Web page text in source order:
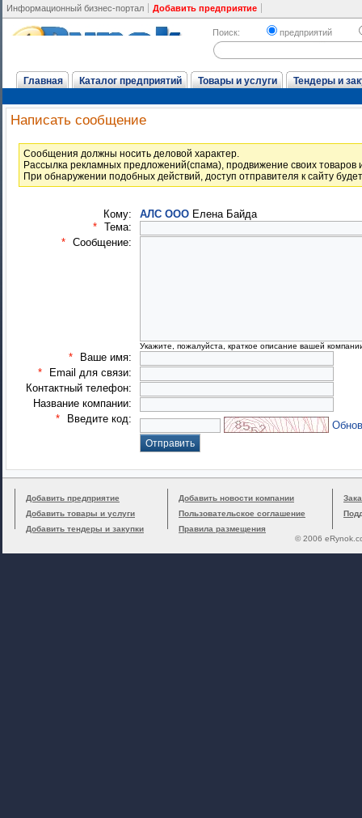
Информационный бизнес-портал Добавить предприятие
Поиск: предприятий
Главная Каталог предприятий Товары и услуги Тендеры и
Написать сообщение
Cообщения должны носить деловой характер.
Рассылка рекламных предложений(спама), продвижение своих товаров
При обнаружении подобных действий, доступ отправителя к сайту
Кому: АЛС ООО Елена Байда
* Тема:
* Сообщение:
Укажите, пожалуйста, краткое описание вашей
*
Ваше имя:
*
Email для связи:
Контактный телефон:
Название компании:
*
Введите код:
Добавить предприятие
Добавить товары и услуги
Добавить тендеры и закупки
Добавить новости компании
Пользовательское соглашение
Правила размещения
© 2006